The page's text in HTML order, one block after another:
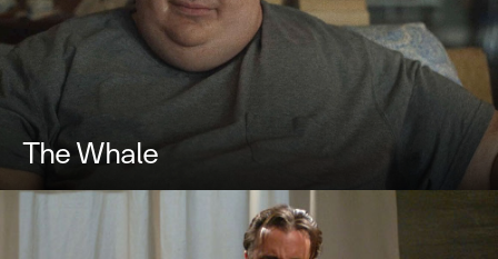
The Whale